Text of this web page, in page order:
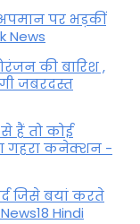
पर भड़कीं
News
की बारिश ,
जबरदस्त
से हैं तो कोई
गहरा कनेक्शन -
जिसे बयां करते
Hindi